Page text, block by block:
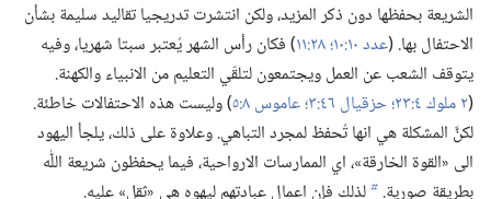
الشريعة بحفظها دون ذكر المزيد،‏ ولكن انتشرت تدريجيا تقاليد سليمة بشأن
الاحتفال بها.‏ (‏عدد ١٠:‏١٠؛‏
‏)‏ فكان رأس الشهر يُعتبر سبتا شهريا،‏ وفيه
يتوقف الشعب عن العمل ويجتمعون لتلقّي التعليم من الانبياء والكهنة.‏
(‏٢ ملوك ٤:‏٢٣؛‏ حزقيال ٤٦:‏٣؛‏ عاموس ٨:‏٥
‏)‏ وليست هذه الاحتفالات خاطئة.‏
لكنَّ المشكلة هي انها تُحفظ لمجرد التباهي.‏ وعلاوة على ذلك،‏ يلجأ اليهود
الى «القوة الخارقة»،‏ اي الممارسات الارواحية،‏ فيما يحفظون شريعة اللّٰه
بطريقة صورية.‏ bلذلك فإن اعمال عبادتهم ليهوه هي «ثقل» عليه.‏